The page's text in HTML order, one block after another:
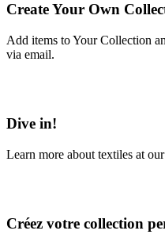
Create Your Own
Add items to Your Collection
via email.
Dive in!
Learn more about textiles at
Créez votre collection